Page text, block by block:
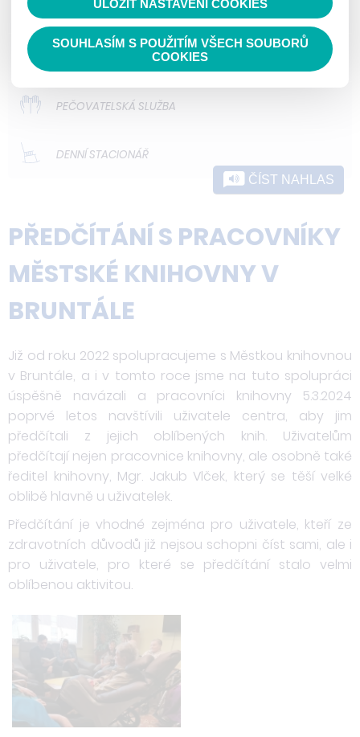
ODLEHČOVACÍ SLUŽBY
DOMOVY PRO OSOBY SE ZDRAVOTNÍM
PEČOVATELSKÁ SLUŽBA
DENNÍ STACIONÁŘ
ČÍST NAHLAS
PŘEDČÍTÁNÍ S PRACOVNÍKY
MĚSTSKÉ KNIHOVNY V
BRUNTÁLE
Již od roku 2022 spolupracujeme s Městkou knihovnou
v Bruntále, a i v tomto roce jsme na tuto spolupráci
úspěšně navázali a pracovníci knihovny 5.3.2024
poprvé letos navštívili uživatele centra, aby jim
předčítali z jejich oblíbených knih. Uživatelům
předčítají nejen pracovnice knihovny, ale osobně také
ředitel knihovny, Mgr. Jakub Vlček, který se těší velké
oblibě hlavně u uživatelek.
Předčítání je vhodné zejména pro uživatele, kteří ze
zdravotních důvodů již nejsou schopni číst sami, ale i
pro uživatele, pro které se předčítání stalo velmi
oblíbenou aktivitou.
ULOŽIT NASTAVENÍ COOKIES
SOUHLASÍM S POUŽITÍM VŠECH SOUBORŮ
COOKIES